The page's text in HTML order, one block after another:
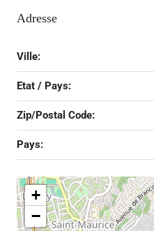
Adresse
Ville:
Etat / Pays:
Zip/Postal Code:
Pays:
+
−